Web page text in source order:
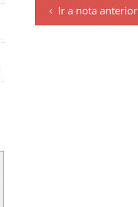
Ir a nota anterior